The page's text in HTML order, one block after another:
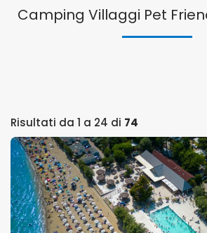
Camping Villaggi Pet
Risultati da 1 a 24 di 74